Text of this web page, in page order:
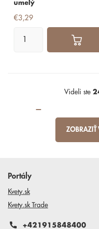
umelý
€3,29
Videli ste
ZOBRAZIŤ
Portály
Kvety.sk
Kvety.sk Trade
+421915848400